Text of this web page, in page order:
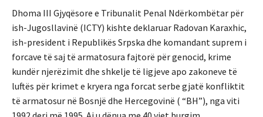
Dhoma III Gjyqësore e Tribunalit Penal Ndërkombëtar për
ish-Jugosllavinë (ICTY) kishte deklaruar Radovan Karaxhic,
ish-president i Republikës Srpska dhe komandant suprem i
forcave të saj të armatosura fajtorë për genocid, krime
kundër njerëzimit dhe shkelje të ligjeve apo zakoneve të
luftës për krimet e kryera nga forcat serbe gjatë konfliktit
të armatosur në Bosnjë dhe Hercegovinë ( “BH”), nga viti